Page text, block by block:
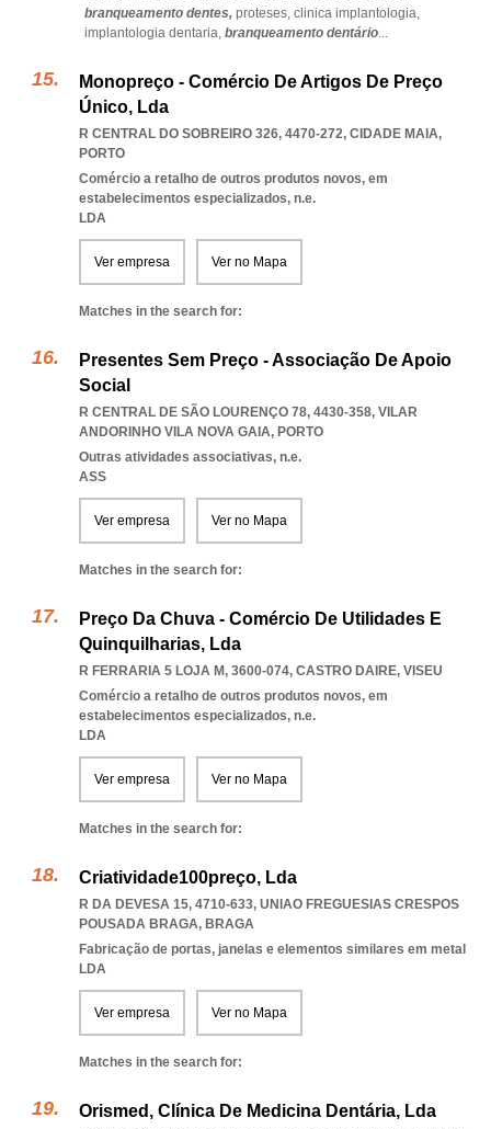
branqueamento dentes, proteses, clinica implantologia,
implantologia dentaria, branqueamento dentário...
Monopreço - Comércio De Artigos De Preço
Único, Lda
R CENTRAL DO SOBREIRO 326, 4470-272, CIDADE MAIA,
PORTO
Comércio a retalho de outros produtos novos, em
estabelecimentos especializados, n.e.
LDA
Ver empresa Ver no Mapa
Matches in the search for:
Presentes Sem Preço - Associação De Apoio
Social
R CENTRAL DE SÃO LOURENÇO 78, 4430-358, VILAR
ANDORINHO VILA NOVA GAIA, PORTO
Outras atividades associativas, n.e.
ASS
Ver empresa Ver no Mapa
Matches in the search for:
Preço Da Chuva - Comércio De Utilidades E
Quinquilharias, Lda
R FERRARIA 5 LOJA M, 3600-074, CASTRO DAIRE, VISEU
Comércio a retalho de outros produtos novos, em
estabelecimentos especializados, n.e.
LDA
Ver empresa Ver no Mapa
Matches in the search for:
Criatividade100preço, Lda
R DA DEVESA 15, 4710-633, UNIAO FREGUESIAS CRESPOS
POUSADA BRAGA, BRAGA
Fabricação de portas, janelas e elementos similares em metal
LDA
Ver empresa Ver no Mapa
Matches in the search for:
Orismed, Clínica De Medicina Dentária, Lda